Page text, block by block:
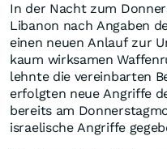
In der Nacht zum
Libanon nach Angaben
einen neuen Anlauf zur
kaum wirksamen
lehnte die vereinbarten
erfolgten neue Angriffe
bereits am
israelische Angriffe